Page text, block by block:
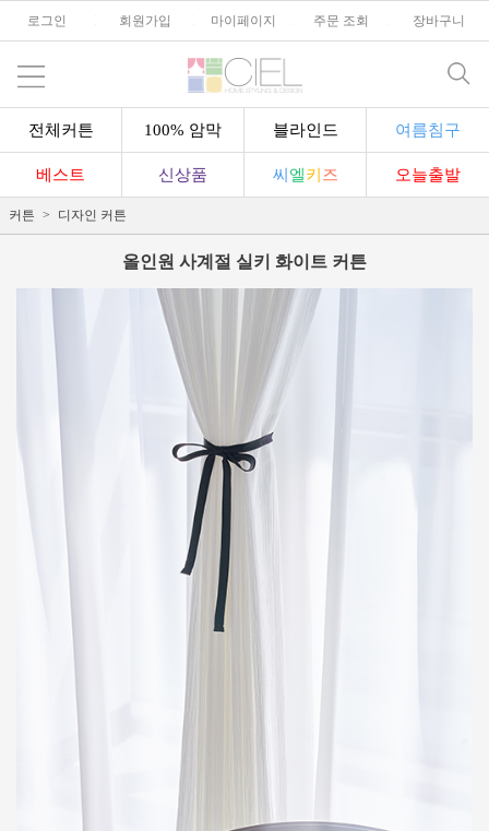
로그인 회원가입 마이페이지 주문 조회 장바구니
전체커튼 100% 암막 블라인드 여름침구
베스트 신상품 씨 엘키 즈 오늘출발
커튼 디자인 커튼
올인원 사계절 실키 화이트 커튼